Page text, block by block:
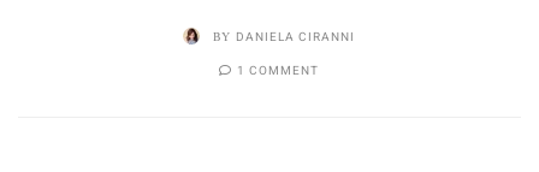
BY DANIELA CIRANNI
1 COMMENT